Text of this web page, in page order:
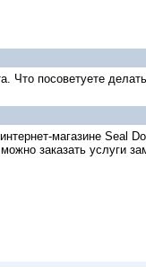
Что посоветуете
магазине Seal
заказать услуги